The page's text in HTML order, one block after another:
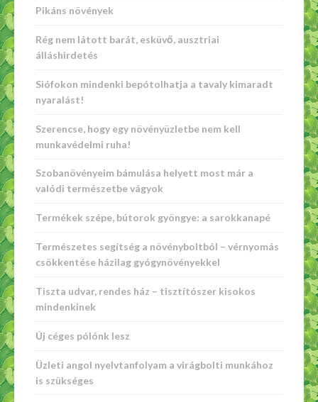
Pikáns növények
Rég nem látott barát, esküvő, ausztriai
álláshirdetés
Siófokon mindenki bepótolhatja a tavaly kimaradt
nyaralást!
Szerencse, hogy egy növényüzletbe nem kell
munkavédelmi ruha!
Szobanövényeim bámulása helyett most már a
valódi természetbe vágyok
Termékek szépe, bútorok gyöngye: a sarokkanapé
Természetes segítség a növényboltból – vérnyomás
csökkentése házilag gyógynövényekkel
Tiszta udvar, rendes ház – tisztítószer kisokos
mindenkinek
Új céges pólónk lesz
Üzleti angol nyelvtanfolyam a virágbolti munkához
is szükséges